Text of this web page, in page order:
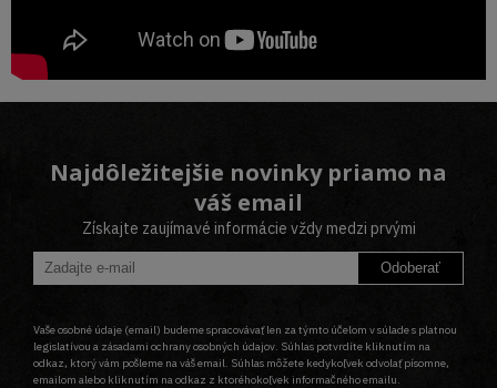
Najdôležitejšie novinky priamo na
váš email
Získajte zaujímavé informácie vždy medzi prvými
Odoberať
Vaše osobné údaje (email) budeme spracovávať len za týmto účelom v súlade s platnou
legislatívou a zásadami ochrany osobných údajov. Súhlas potvrdíte kliknutím na
odkaz, ktorý vám pošleme na váš email. Súhlas môžete kedykoľvek odvolať písomne,
emailom alebo kliknutím na odkaz z ktoréhokoľvek informačného emailu.